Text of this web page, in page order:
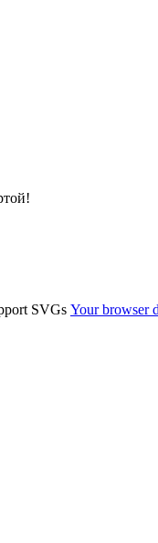
SVGs Your browser